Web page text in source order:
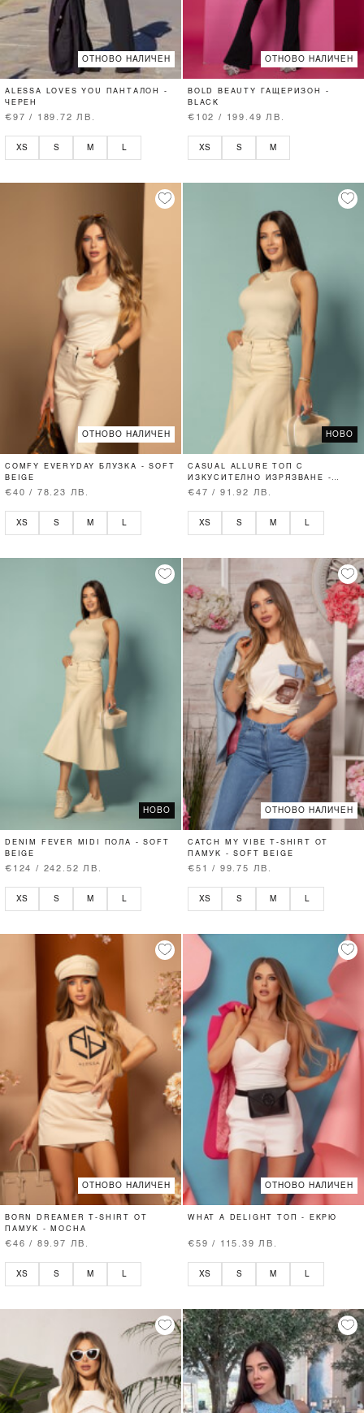
ОТНОВО НАЛИЧЕН
ALESSA LOVES YOU ПАНТАЛОН -
ЧЕРЕН
€97 / 189.72 ЛВ.
XS S M
ОТНОВО НАЛИЧЕН
BOLD BEAUTY ГАЩЕРИЗОН -
BLACK
€102 / 199.49 ЛВ.
XS S M
ОТНОВО НАЛИЧЕН
COMFY EVERYDAY БЛУЗКА - SOFT
BEIGE
€40 / 78.23 ЛВ.
XS S M L
НОВО
CASUAL ALLURE ТОП С
ИЗКУСИТЕЛНО ИЗРЯЗВАНЕ -
SOFT BEIGE
€47 / 91.92 ЛВ.
XS S M L
НОВО
DENIM FEVER MIDI ПОЛА - SOFT
BEIGE
€124 / 242.52 ЛВ.
XS S M
ОТНОВО НАЛИЧЕН
CATCH MY VIBE T-SHIRT ОТ
ПАМУК - SOFT BEIGE
€51 / 99.75 ЛВ.
XS S M
ОТНОВО НАЛИЧЕН
BORN DREAMER T-SHIRT ОТ
ПАМУК - MOCHA
€46 / 89.97 ЛВ.
XS S M L
ОТНОВО НАЛИЧЕН
WHAT A DELIGHT ТОП - ЕКРЮ
€59 / 115.39 ЛВ.
XS S M L